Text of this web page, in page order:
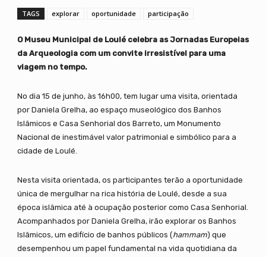
TAGS explorar oportunidade participação
O Museu Municipal de Loulé celebra as Jornadas Europeias
da Arqueologia com um convite irresistível para uma
viagem no tempo.
No dia 15 de junho, às 16h00, tem lugar uma visita, orientada
por Daniela Grelha, ao espaço museológico dos Banhos
Islâmicos e Casa Senhorial dos Barreto, um Monumento
Nacional de inestimável valor patrimonial e simbólico para a
cidade de Loulé.
Nesta visita orientada, os participantes terão a oportunidade
única de mergulhar na rica história de Loulé, desde a sua
época islâmica até à ocupação posterior como Casa Senhorial.
Acompanhados por Daniela Grelha, irão explorar os Banhos
Islâmicos, um edifício de banhos públicos (hammam) que
desempenhou um papel fundamental na vida quotidiana da